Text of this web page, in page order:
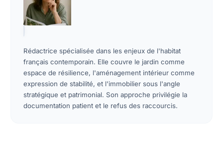
Rédactrice spécialisée dans les enjeux de l'habitat
français contemporain. Elle couvre le jardin comme
espace de résilience, l'aménagement intérieur comme
expression de stabilité, et l'immobilier sous l'angle
stratégique et patrimonial. Son approche privilégie la
documentation patient et le refus des raccourcis.